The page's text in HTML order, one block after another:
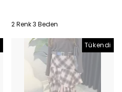
2 Renk 3 Beden
Tükendi